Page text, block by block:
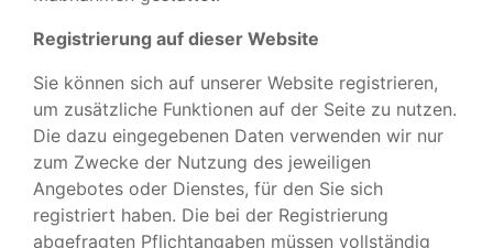
Registrierung auf dieser Website
Sie können sich auf unserer Website registrieren,
um zusätzliche Funktionen auf der Seite zu nutzen.
Die dazu eingegebenen Daten verwenden wir nur
zum Zwecke der Nutzung des jeweiligen
Angebotes oder Dienstes, für den Sie sich
registriert haben. Die bei der Registrierung
abgefragten Pflichtangaben müssen vollständig